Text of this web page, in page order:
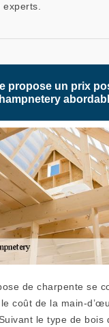
propose un prix
de charpente se
coût de la main-
le type de bois